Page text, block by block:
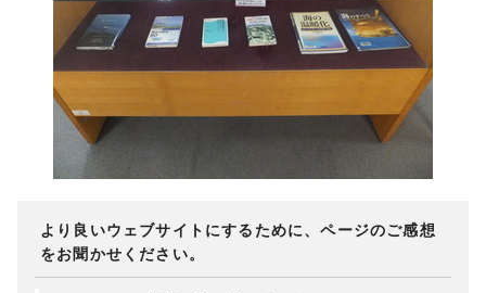
より良いウェブサイトにするために、ページのご感想
をお聞かせください。